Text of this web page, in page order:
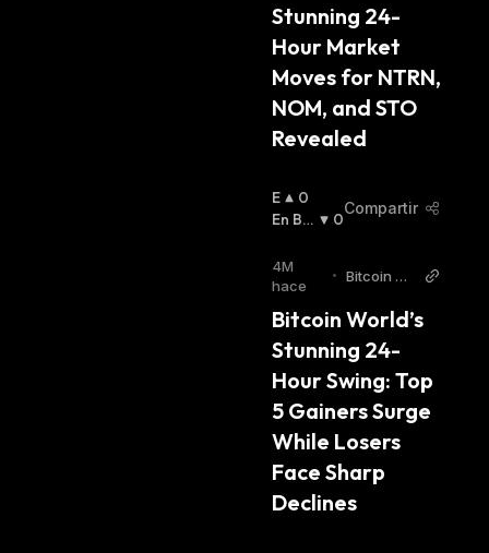
Stunning 24-
Hour Market
Moves for NTRN,
NOM, and STO
Revealed
E
N
L
Z
:
0
En Baj
0
Compartir
4M
hace
• Bitcoin Wo
Bitcoin World’s
Stunning 24-
Hour Swing: Top
5 Gainers Surge
While Losers
Face Sharp
Declines